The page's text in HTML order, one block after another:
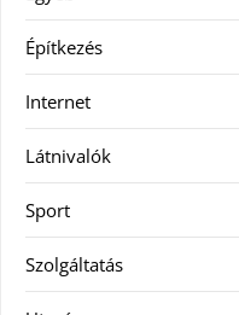
Építkezés
Internet
Látnivalók
Sport
Szolgáltatás